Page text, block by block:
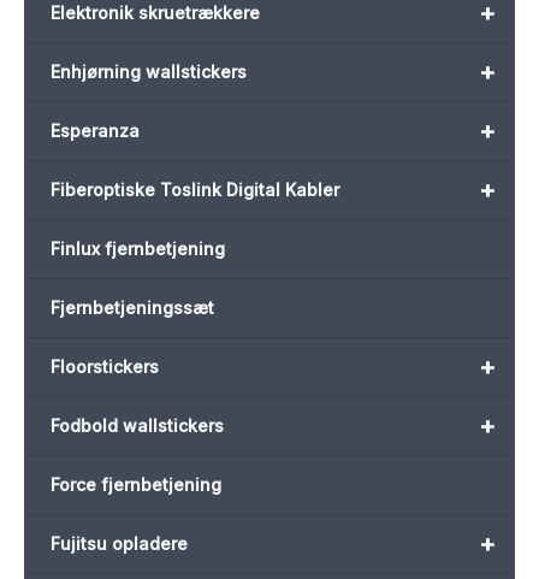
+
Elektronik skruetrækkere
+
Enhjørning wallstickers
+
Esperanza
+
Fiberoptiske Toslink Digital Kabler
Finlux fjernbetjening
Fjernbetjeningssæt
+
Floorstickers
+
Fodbold wallstickers
Force fjernbetjening
+
Fujitsu opladere